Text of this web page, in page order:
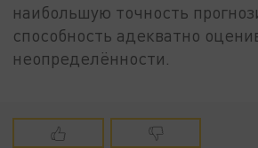
наибольшую точность
способность адекватно
неопределённости.